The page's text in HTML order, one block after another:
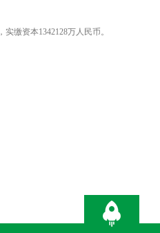
缴资本1342128万人民币。